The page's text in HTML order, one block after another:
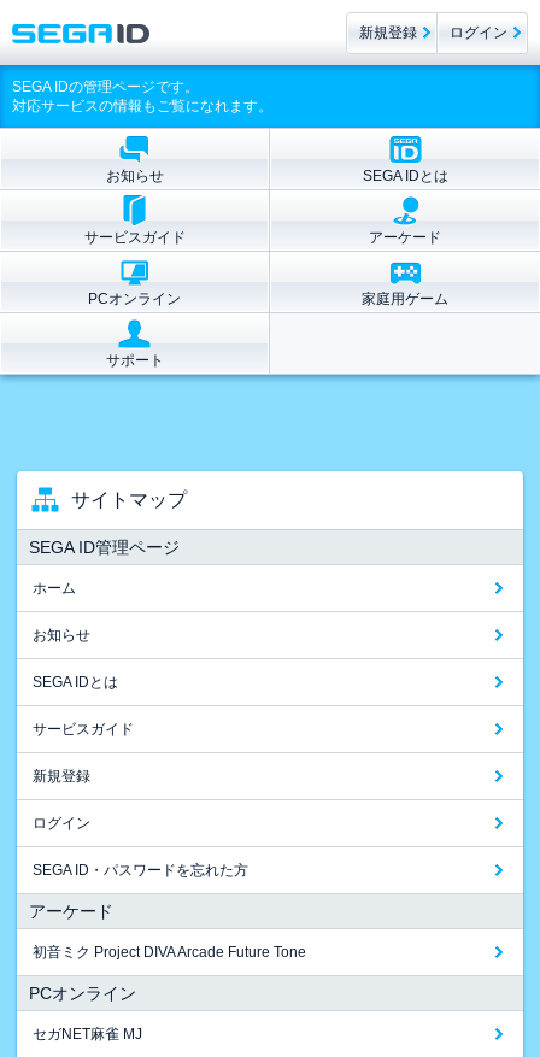
SEGA IDの管理ページです。
対応サービスの情報もご覧になれます。
お知らせ SEGA IDとは
サービスガイド アーケード
PCオンライン 家庭用ゲーム
サポート
サイトマップ
SEGA ID管理ページ
ホーム
お知らせ
SEGA IDとは
サービスガイド
新規登録
ログイン
SEGA ID・パスワードを忘れた方
アーケード
初音ミク Project DIVA Arcade Future Tone
PCオンライン
セガNET麻雀 MJ
新規登録 ログイン